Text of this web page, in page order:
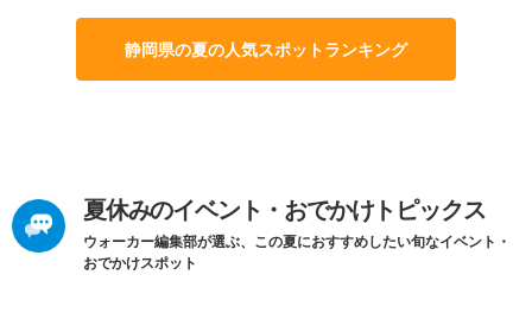
静岡県の夏の人気スポットランキング
夏休みのイベント・おでかけトピックス
ウォーカー編集部が選ぶ、この夏におすすめしたい旬なイベント・
おでかけスポット